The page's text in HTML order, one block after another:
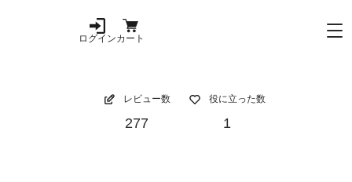
ログインカート
レビュー数
277
役に立った数
1